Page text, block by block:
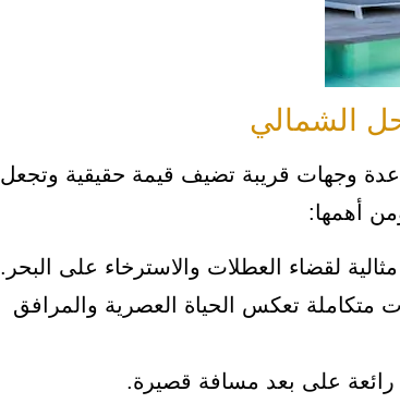
الشمالي
عدة وجهات قريبة تضيف قيمة حقيقية وتجعل
لقضاء العطلات والاسترخاء على البحر.
متكاملة تعكس الحياة العصرية والمرافق
على بعد مسافة قصيرة.